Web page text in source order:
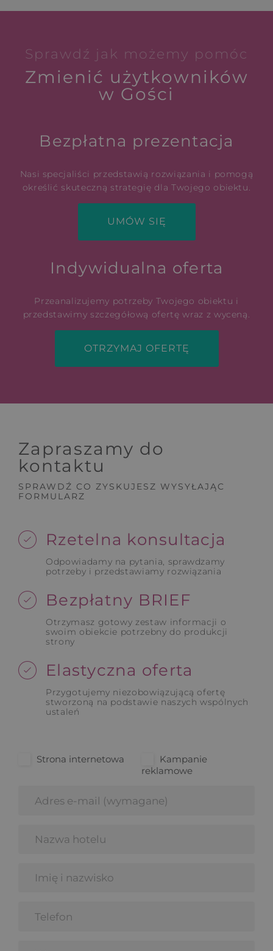
Zmienić użytkowników
w Gości
Sprawdź jak możemy pomóc
Bezpłatna prezentacja
Nasi specjaliści przedstawią rozwiązania i pomogą
określić skuteczną strategię dla Twojego obiektu.
UMÓW SIĘ
Indywidualna oferta
Przeanalizujemy potrzeby Twojego obiektu i
przedstawimy szczegółową ofertę wraz z wyceną.
OTRZYMAJ OFERTĘ
Zapraszamy do
kontaktu
SPRAWDŹ CO ZYSKUJESZ WYSYŁAJĄC
FORMULARZ
Rzetelna konsultacja
Odpowiadamy na pytania, sprawdzamy
potrzeby i przedstawiamy rozwiązania
Bezpłatny BRIEF
Otrzymasz gotowy zestaw informacji o
swoim obiekcie potrzebny do produkcji
strony
Elastyczna oferta
Przygotujemy niezobowiązującą ofertę
stworzoną na podstawie naszych wspólnych
ustaleń
Strona internetowa
Kampanie
reklamowe